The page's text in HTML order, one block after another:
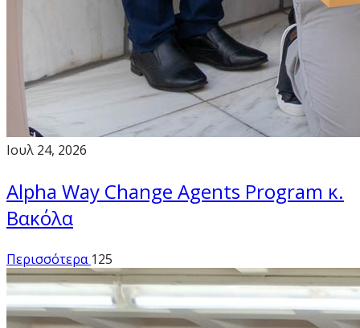
Ιουλ 24, 2026
Alpha Way Change Agents Program κ.
Βακόλα
Περισσότερα 125